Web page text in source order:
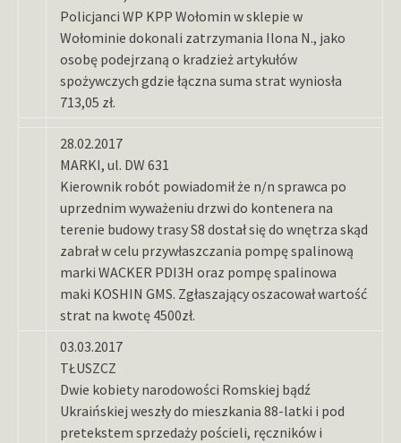
Policjanci WP KPP Wołomin w sklepie w
Wołominie dokonali zatrzymania Ilona N., jako
osobę podejrzaną o kradzież artykułów
spożywczych gdzie łączna suma strat wyniosła
713,05 zł.
28.02.2017
MARKI, ul. DW 631
Kierownik robót powiadomił że n/n sprawca po
uprzednim wyważeniu drzwi do kontenera na
terenie budowy trasy S8 dostał się do wnętrza skąd
zabrał w celu przywłaszczania pompę spalinową
marki WACKER PDI3H oraz pompę spalinowa
maki KOSHIN GMS. Zgłaszający oszacował wartość
strat na kwotę 4500zł.
03.03.2017
TŁUSZCZ
Dwie kobiety narodowości Romskiej bądź
Ukraińskiej weszły do mieszkania 88-latki i pod
pretekstem sprzedaży pościeli, ręczników i